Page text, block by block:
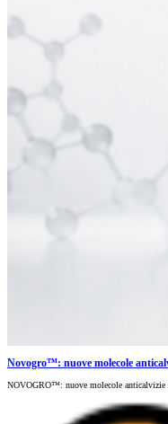
Novogro™: nuove molecole
NOVOGRO™: nuove molecole